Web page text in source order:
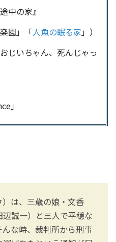
中の家』
園」「人魚の眠る家」）
じいちゃん、死んじゃっ
」
は、三歳の娘・文香
辺誠一）と三人で平穏な
な時、裁判所から刑事